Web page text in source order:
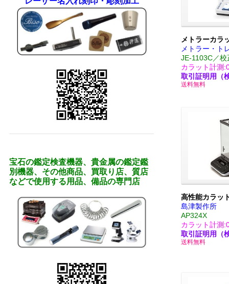
メトラーカラ
メトラー・ト
JE-1103C／
カラット計測
取引証明用（
送料無料
高性能カラッ
島津製作所
AP324X
カラット計測
取引証明用（
送料無料
宝石の鑑定検査機器、貴金属の鑑定鑑
別機器、その他商品、買取り店、質店
などで使用する用品、備品の専門店